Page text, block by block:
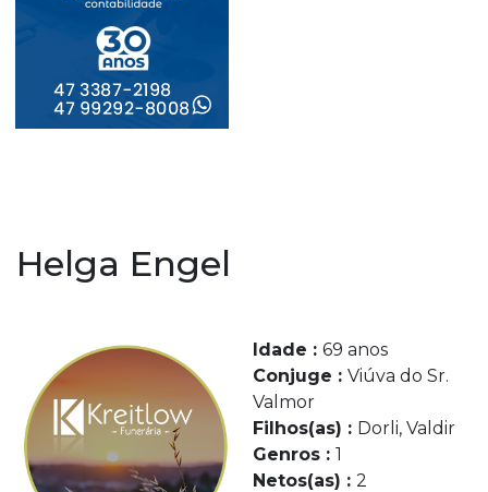
Helga Engel
Idade : 69 anos
Conjuge : Viúva do Sr.
Valmor
Filhos(as) : Dorli, Valdir
Genros : 1
Netos(as) : 2